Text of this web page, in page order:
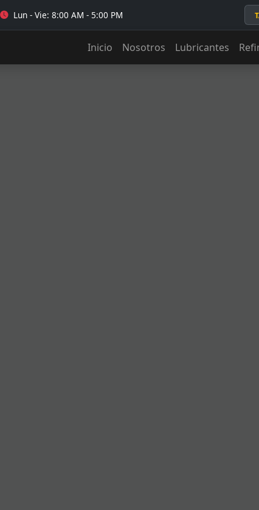
Lun - Vie: 8:00 AM - 5:00 PM
Inicio Nosotros Lubricantes